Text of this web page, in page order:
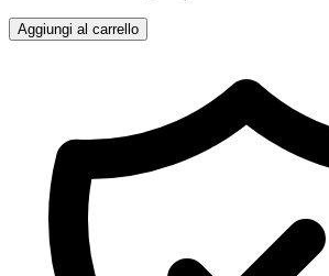
Aggiungi al carrello